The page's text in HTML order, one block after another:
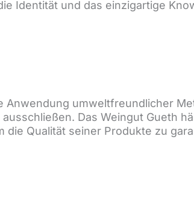
Identität und das einzigartige
umweltfreundlicher
Das Weingut Gueth
die Qualität seiner Produkte zu